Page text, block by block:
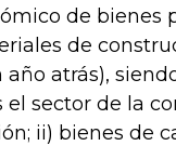
de bienes
de
atrás),
sector de la
ii) bienes de